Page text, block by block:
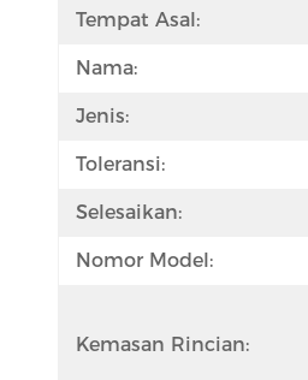
Tempat Asal:
Nama:
Jenis:
Toleransi:
Selesaikan:
Nomor Model:
Kemasan Rincian: